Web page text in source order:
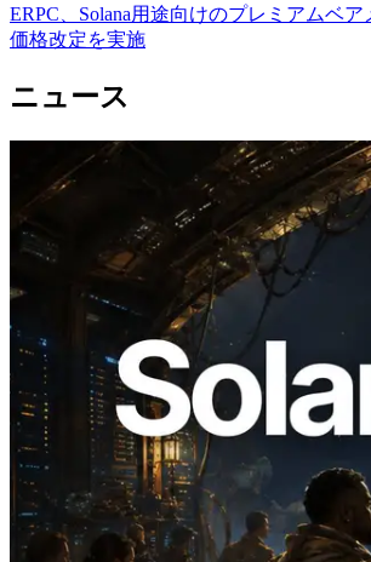
ERPC、Solana用途向けのプレミアムベ
価格改定を実施
ニュース
2026.08.05
ERPC、Solana Leader Slot
リージョンのping計測に